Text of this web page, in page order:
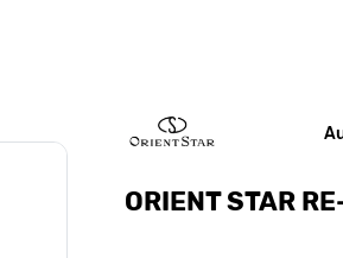
ORIENT STAR